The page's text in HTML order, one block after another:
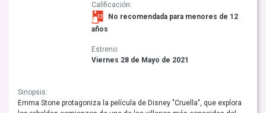
Calificación:
No recomendada para menores de 12
años
Estreno:
Viernes 28 de Mayo de 2021
Sinopsis:
Emma Stone protagoniza la película de Disney "Cruella", que explora